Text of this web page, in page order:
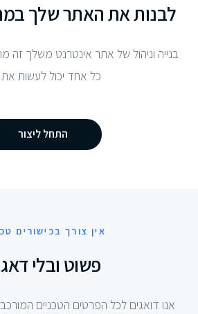
לבנות את האתר שלך
כל אחד יכול לעשות
התחל ליצור
אין צורך בכישורים
פשוט ובלי
אנו דואגים לכל הפרטים הטכניים